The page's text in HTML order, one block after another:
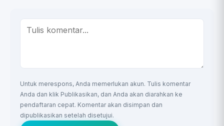
Untuk merespons, Anda memerlukan akun. Tulis komentar
Anda dan klik Publikasikan, dan Anda akan diarahkan ke
pendaftaran cepat. Komentar akan disimpan dan
dipublikasikan setelah disetujui.